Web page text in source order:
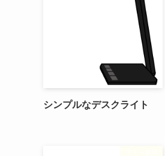
シンプルなデスクライト